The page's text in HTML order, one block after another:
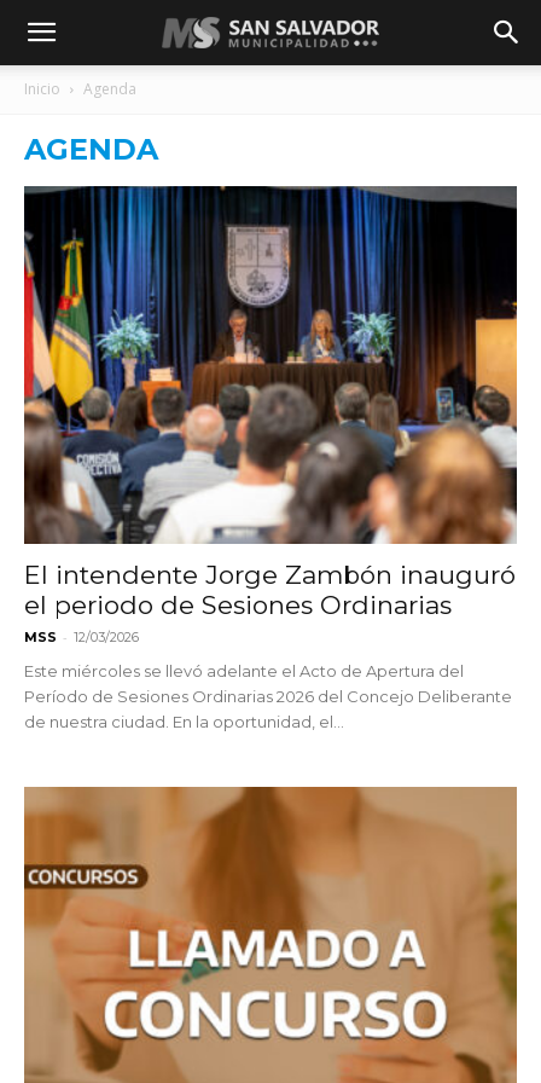
Inicio Agenda
AGENDA
El intendente Jorge Zambón inauguró
el periodo de Sesiones Ordinarias
MSS - 12/03/2026
Este miércoles se llevó adelante el Acto de Apertura del
Período de Sesiones Ordinarias 2026 del Concejo Deliberante
de nuestra ciudad. En la oportunidad, el...